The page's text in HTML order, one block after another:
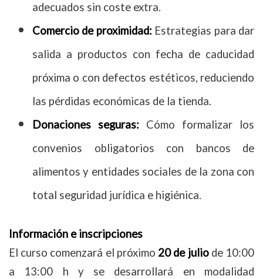
adecuados sin coste extra.
Comercio de proximidad:Estrategias para dar
salida a productos con fecha de caducidad
próxima o con defectos estéticos, reduciendo
las pérdidas económicas de la tienda.
Donaciones seguras: Cómo formalizar los
convenios obligatorios con bancos de
alimentos y entidades sociales de la zona con
total seguridad jurídica e higiénica.
Información e inscripciones
El curso comenzará el próximo 20 de juliode 10:00
a 13:00 h y se desarrollará en modalidad